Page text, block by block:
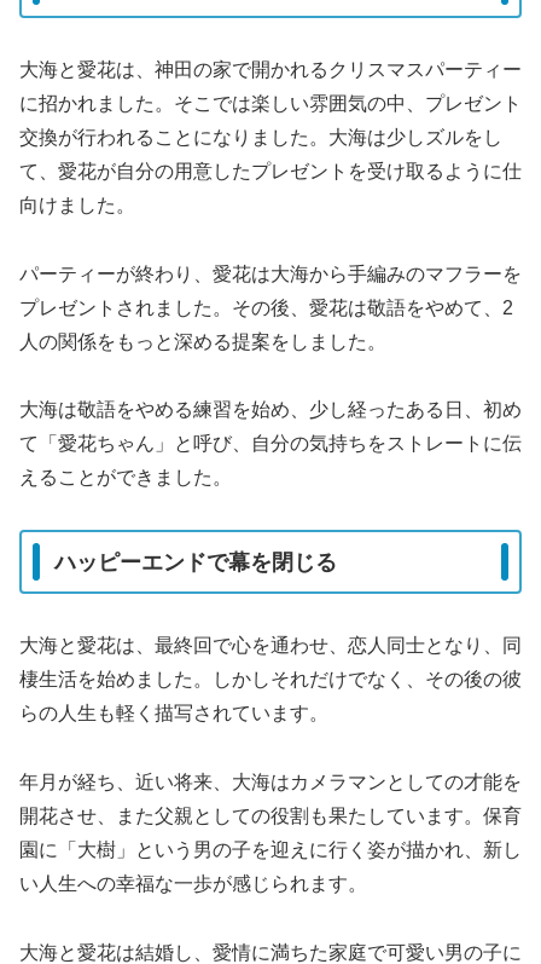
大海と愛花は、神田の家で開かれるクリスマスパーティー
に招かれました。そこでは楽しい雰囲気の中、プレゼント
交換が行われることになりました。大海は少しズルをし
て、愛花が自分の用意したプレゼントを受け取るように仕
向けました。
パーティーが終わり、愛花は大海から手編みのマフラーを
プレゼントされました。その後、愛花は敬語をやめて、2
人の関係をもっと深める提案をしました。
大海は敬語をやめる練習を始め、少し経ったある日、初め
て「愛花ちゃん」と呼び、自分の気持ちをストレートに伝
えることができました。
ハッピーエンドで幕を閉じる
大海と愛花は、最終回で心を通わせ、恋人同士となり、同
棲生活を始めました。しかしそれだけでなく、その後の彼
らの人生も軽く描写されています。
年月が経ち、近い将来、大海はカメラマンとしての才能を
開花させ、また父親としての役割も果たしています。保育
園に「大樹」という男の子を迎えに行く姿が描かれ、新し
い人生への幸福な一歩が感じられます。
大海と愛花は結婚し、愛情に満ちた家庭で可愛い男の子に